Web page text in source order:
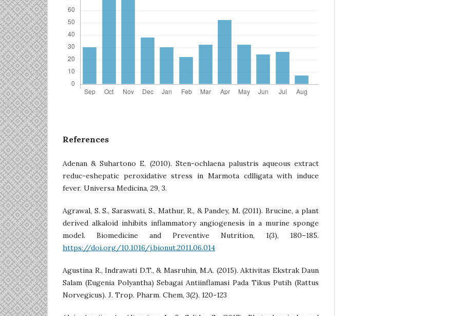
References
Adenan & Suhartono E. (2010). Sten-ochlaena palustris aqueous extract
reduc-eshepatic peroxidative stress in Marmota cdlligata with induce
fever. Universa Medicina, 29, 3.
Agrawal, S. S., Saraswati, S., Mathur, R., & Pandey, M. (2011). Brucine, a plant
derived alkaloid inhibits inflammatory angiogenesis in a murine sponge
model. Biomedicine and Preventive Nutrition, 1(3), 180–185.
https://doi.org/10.1016/j.bionut.2011.06.014
Agustina R., Indrawati D.T., & Masruhin, M.A. (2015). Aktivitas Ekstrak Daun
Salam (Eugenia Polyantha) Sebagai Antiinflamasi Pada Tikus Putih (Rattus
Norvegicus). J. Trop. Pharm. Chem, 3(2). 120-123